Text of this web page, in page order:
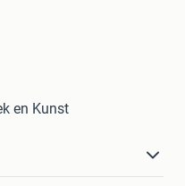
en Kunst